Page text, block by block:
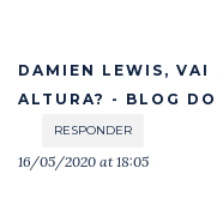
DAMIEN LEWIS, VAI
ALTURA? - BLOG
RESPONDER
16/05/2020 at 18:05